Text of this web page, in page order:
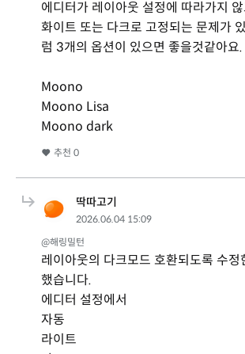
에디터가 레이아웃 설정에 따라가지
화이트 또는 다크로 고정되는 문제가
럼 3개의 옵션이 있으면 좋을것같아요.
Moono
Moono Lisa
Moono dark
추천 0
딱따고기
2026.06.04 15:09
@해링밀턴
레이아웃의 다크모드 호환되도록 수
했습니다.
에디터 설정에서
자동
라이트